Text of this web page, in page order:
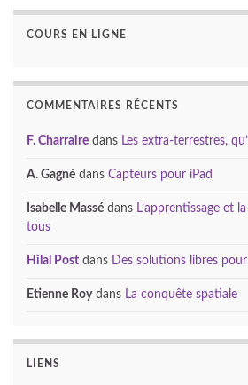
COURS EN LIGNE
COMMENTAIRES RÉCENTS
F. Charraire dans Les extra-terrestres,
A. Gagné dans Capteurs pour iPad
Isabelle Massé dans L’apprentissage et
tous
Hilal Post dans Des solutions libres
Etienne Roydans La conquête spatiale
LIENS